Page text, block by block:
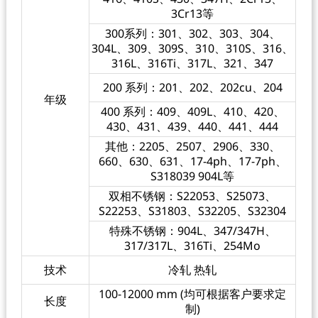
年级
3Cr13等
300系列：301、302、303、304、
304L、309、309S、310、310S、316、
316L、316Ti、317L、321、347
200 系列：201、202、202cu、204
400 系列：409、409L、410、420、
430、431、439、440、441、444
其他：2205、2507、2906、330、
660、630、631、17-4ph、17-7ph、
S318039 904L等
双相不锈钢：S22053、S25073、
S22253、S31803、S32205、S32304
特殊不锈钢：904L、347/347H、
317/317L、316Ti、254Mo
技术
冷轧 热轧
长度
100-12000 mm (均可根据客户要求定
制)